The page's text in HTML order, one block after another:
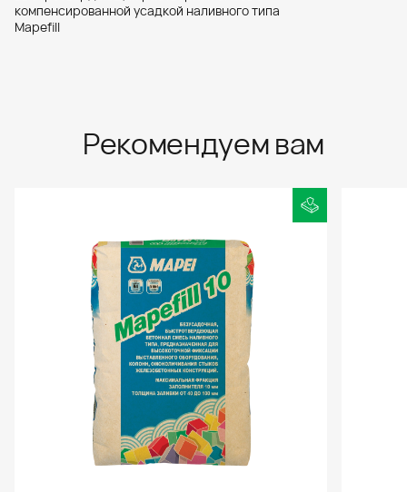
компенсированной усадкой наливного типа
Mapefill
Рекомендуем вам